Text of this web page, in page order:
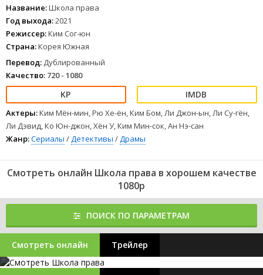
Название:Школа права
Год выхода:2021
Режиссер:Ким Сог-юн
Страна:Корея Южная
Перевод: Дублированный
Качество: 720 - 1080
Актеры:Ким Мён-мин, Рю Хе-ён, Ким Бом, Ли Джон-ын, Ли Су-гён,
Ли Дэвид, Ко Юн-джон, Хён У, Ким Мин-сок, Ан Нэ-сан
Жанр:Сериалы /Детективы /Драмы
Смотреть онлайн Школа права в хорошем качестве
1080p
ПОИСК ПО ПАРАМЕТРАМ
Смотреть онлайн Трейлер